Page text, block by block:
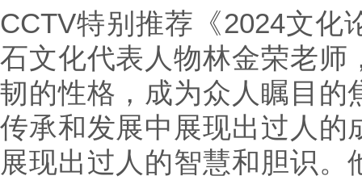
CCTV特别推荐《2024文化
石文化代表人物林金荣老师
韧的性格，成为众人瞩目的
传承和发展中展现出过人的
展现出过人的智慧和胆识